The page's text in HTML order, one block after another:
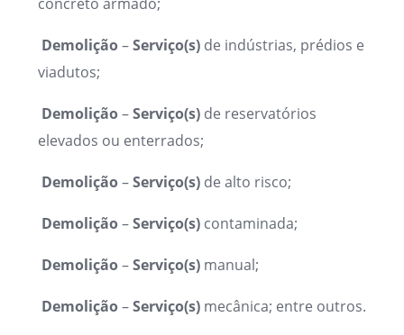
Demolição–Serviço(s) de indústrias, prédios e
viadutos;
Demolição–Serviço(s) de reservatórios
elevados ou enterrados;
Demolição–Serviço(s) de alto risco;
Demolição–Serviço(s) contaminada;
Demolição–Serviço(s) manual;
Demolição–Serviço(s) mecânica; entre outros.